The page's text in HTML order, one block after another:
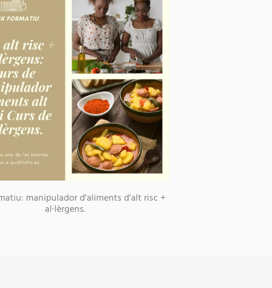
manipulador d'aliments d'alt risc +
al·lèrgens.